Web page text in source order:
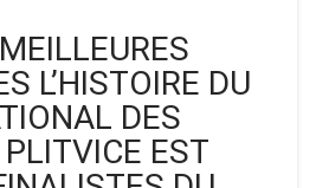
L’HISTOIRE DU
DES
EST